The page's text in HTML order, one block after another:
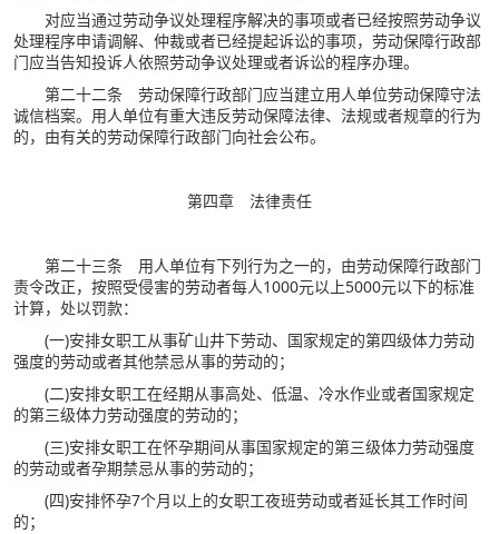
对应当通过劳动争议处理程序解决的事项或者已经按照劳动争议
处理程序申请调解、仲裁或者已经提起诉讼的事项，劳动保障行政部
门应当告知投诉人依照劳动争议处理或者诉讼的程序办理。
第二十二条 劳动保障行政部门应当建立用人单位劳动保障守法
诚信档案。用人单位有重大违反劳动保障法律、法规或者规章的行为
的，由有关的劳动保障行政部门向社会公布。
第四章 法律责任
第二十三条 用人单位有下列行为之一的，由劳动保障行政部门
责令改正，按照受侵害的劳动者每人1000元以上5000元以下的标准
计算，处以罚款：
(一)安排女职工从事矿山井下劳动、国家规定的第四级体力劳动
强度的劳动或者其他禁忌从事的劳动的；
(二)安排女职工在经期从事高处、低温、冷水作业或者国家规定
的第三级体力劳动强度的劳动的；
(三)安排女职工在怀孕期间从事国家规定的第三级体力劳动强度
的劳动或者孕期禁忌从事的劳动的；
(四)安排怀孕7个月以上的女职工夜班劳动或者延长其工作时间
的；